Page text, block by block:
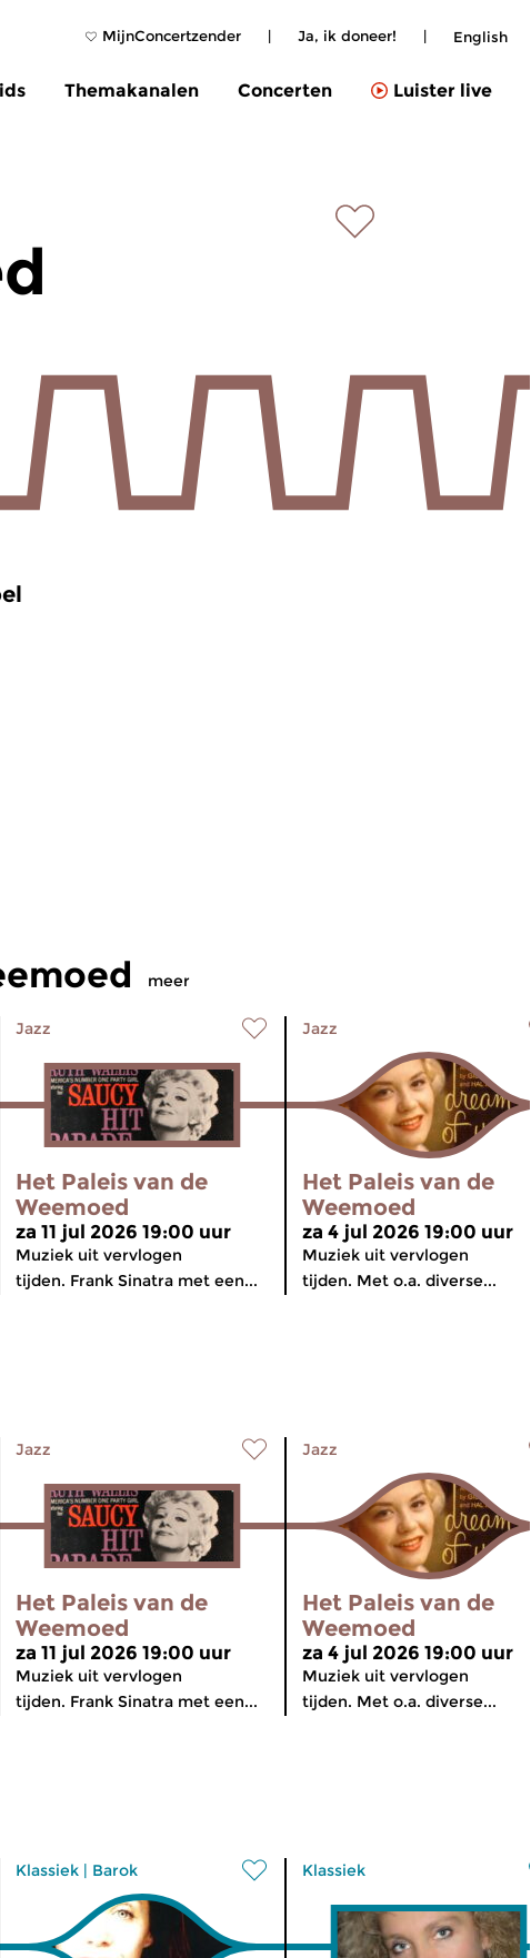
MijnConcertzender | Ja, ik doneer! | English
Themakanalen Concerten Luister live
meer
Jazz
Het Paleis van de
Weemoed
za 11 jul 2026 19:00 uur
Muziek uit vervlogen
tijden. Frank Sinatra met een...
Jazz
Het Paleis van de
Weemoed
za 4 jul 2026 19:00 uur
Muziek uit vervlogen
tijden. Met o.a. diverse...
Jazz
Het Paleis van de
Weemoed
za 11 jul 2026 19:00 uur
Muziek uit vervlogen
tijden. Frank Sinatra met een...
Jazz
Het Paleis van de
Weemoed
za 4 jul 2026 19:00 uur
Muziek uit vervlogen
tijden. Met o.a. diverse...
Klassiek | Barok Klassiek